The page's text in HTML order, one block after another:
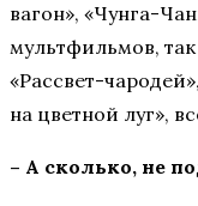
вагон», «Чунга-
мультфильмов,
«Рассвет-
на цветной луг»,
– А сколько, не